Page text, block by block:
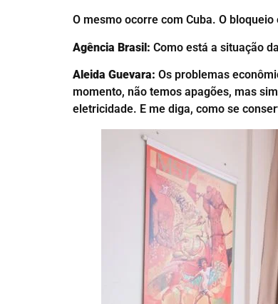
O mesmo ocorre com Cuba. O
Agência Brasil: Como está a situação
Aleida Guevara: Os problemas
momento, não temos apagões, mas
eletricidade. E me diga, como se